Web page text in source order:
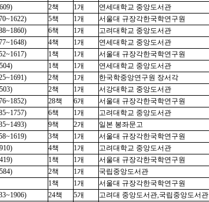
2책 1개
연세대학교 중앙도서관
5책 1개
서울대 규장각한국학연구원
6책 1개
고려대학교 중앙도서관
4책 1개
연세대학교 중앙도서관
1책 1개
서울대 규장각한국학연구원
1책 1개
연세대학교 중앙도서관
2책 1개
한국학중앙연구원 장서각
2책 1개
서강대학교 중앙도서관
28책 6개
서울대 규장각한국학연구원
6책 1개
고려대학교 중앙도서관
9책 2개
일본 봉좌문고
3책 1개
서울대 규장각한국학연구원
4책 1개
고려대학교 중앙도서관
1책 1개
서울대 규장각한국학연구원
2책 1개
국립중앙도서관
1책 1개
서울대 규장각한국학연구원
24책 5개
고려대 중앙도서관,국립중앙도서관